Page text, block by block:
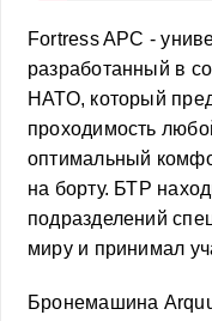
Fortress APC -
разработанный в
НАТО, который
проходимость
оптимальный
на борту. БТР
подразделений
миру и принимал
Бронемашина